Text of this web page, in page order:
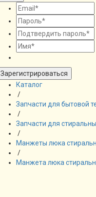
Зарегистрироваться
Каталог
/
Запчасти для бытовой
/
Запчасти для
/
Манжеты люка
/
Манжета люка